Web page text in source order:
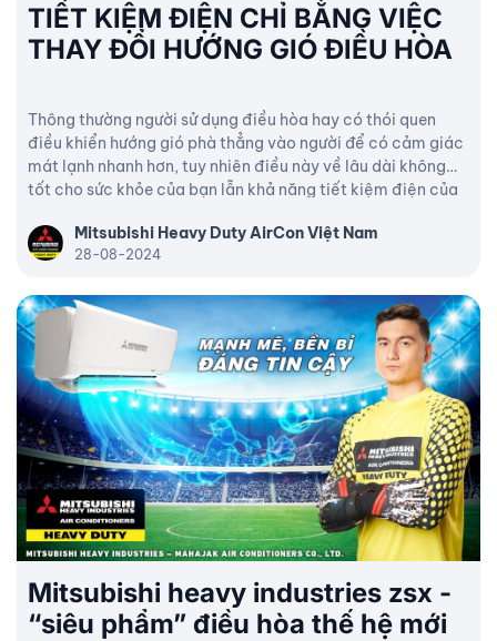
TIẾT KIỆM ĐIỆN CHỈ BẰNG VIỆC
THAY ĐỔI HƯỚNG GIÓ ĐIỀU HÒA
Thông thường người sử dụng điều hòa hay có thói quen
điều khiển hướng gió phà thẳng vào người để có cảm giác
mát lạnh nhanh hơn, tuy nhiên điều này về lâu dài không
tốt cho sức khỏe của bạn lẫn khả năng tiết kiệm điện của
Industries đi tìm lời giải nhé!
Mitsubishi Heavy Duty AirCon Việt Nam
28-08-2024
Mitsubishi heavy industries zsx -
“siêu phẩm” điều hòa thế hệ mới